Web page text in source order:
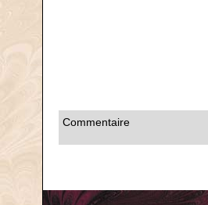
Commentaire